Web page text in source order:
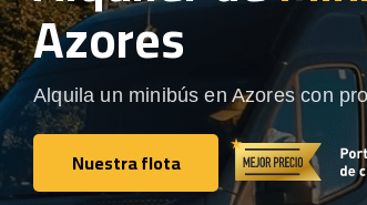
Azores
Alquila un minibús en Azores con
Nuestra flota
Nuestra flota